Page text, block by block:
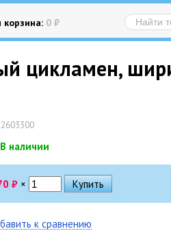
0 ₽
цикламен,
В наличии
₽ ×
к сравнению